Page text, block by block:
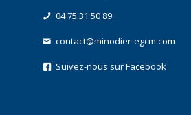
04 75 31 50 89
contact@minodier-egcm.com
Suivez-nous sur Facebook